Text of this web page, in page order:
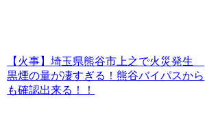
【火事】埼玉県熊谷市上之で火災発生
黒煙の量が凄すぎる！熊谷バイパスから
も確認出来る！！